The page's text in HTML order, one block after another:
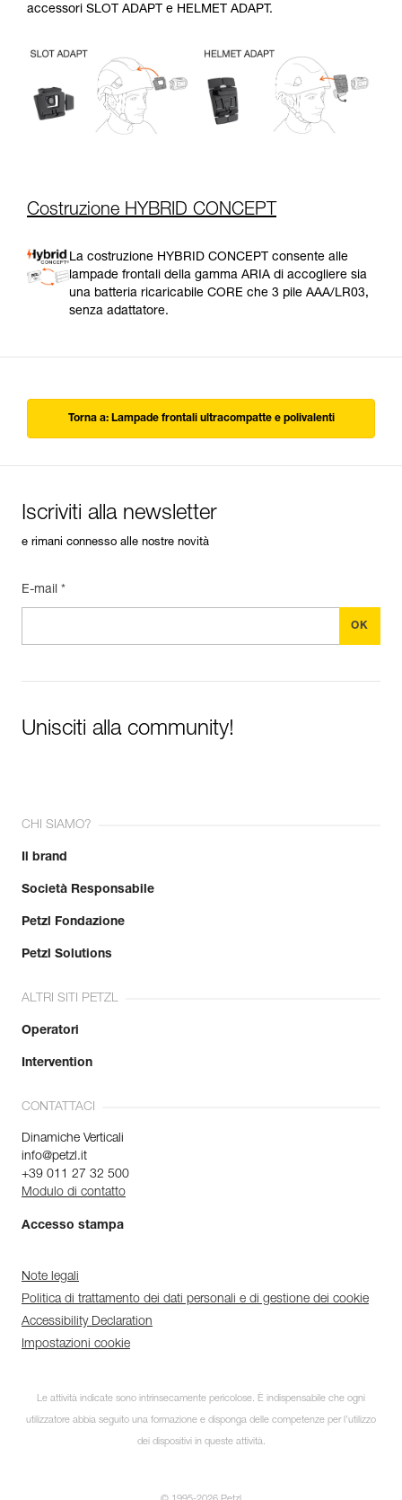
accessori SLOT ADAPT e HELMET ADAPT.
Costruzione HYBRID CONCEPT
La costruzione HYBRID CONCEPT consente alle
lampade frontali della gamma ARIA di accogliere sia
una batteria ricaricabile CORE che 3 pile AAA/LR03,
senza adattatore.
Torna a: Lampade frontali ultracompatte e polivalenti
Iscriviti alla newsletter
e rimani connesso alle nostre novità
E-mail *
Unisciti alla community!
CHI SIAMO?
Il brand
Società Responsabile
Petzl Fondazione
Petzl Solutions
ALTRI SITI PETZL
Operatori
Intervention
CONTATTACI
Dinamiche Verticali
info@petzl.it
+39 011 27 32 500
Modulo di contatto
Accesso stampa
Note legali
Politica di trattamento dei dati personali e di gestione dei cookie
Accessibility Declaration
Impostazioni cookie
Le attività indicate sono intrinsecamente pericolose. È indispensabile che ogni
utilizzatore abbia seguito una formazione e disponga delle competenze per l’utilizzo
dei dispositivi in queste attività.